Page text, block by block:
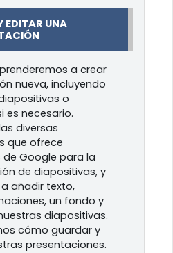
EDITAR UNA
a crear
nueva, incluyendo
o
es necesario.
diversas
que ofrece
de Google para la
de diapositivas, y
añadir texto,
un fondo y
diapositivas.
cómo guardar y
presentaciones.